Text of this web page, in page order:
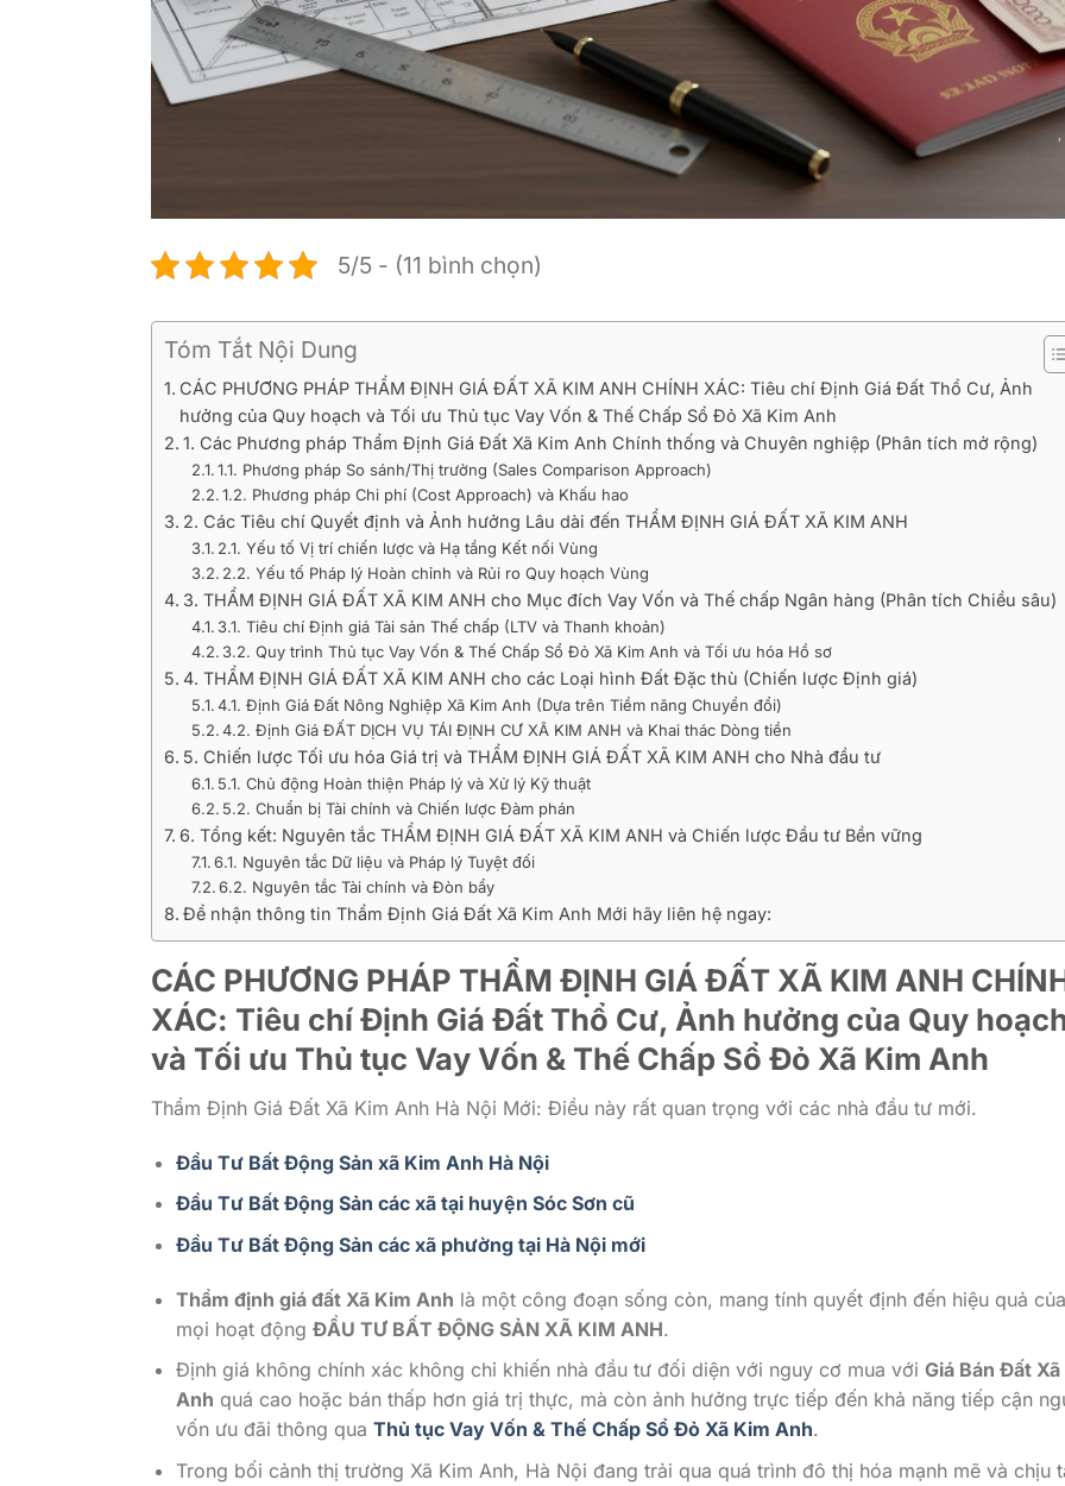
5/5 - (11 bình chọn)
Tóm Tắt Nội Dung
CÁC PHƯƠNG PHÁP THẨM ĐỊNH GIÁ ĐẤT XÃ KIM ANH CHÍNH XÁC: Tiêu chí Định Giá Đất Thổ Cư, Ảnh
hưởng của Quy hoạch và Tối ưu Thủ tục Vay Vốn & Thế Chấp Sổ Đỏ Xã Kim Anh
1. Các Phương pháp Thẩm Định Giá Đất Xã Kim Anh Chính thống và Chuyên nghiệp (Phân tích mở rộng)
1.1. Phương pháp So sánh/Thị trường (Sales Comparison Approach)
1.2. Phương pháp Chi phí (Cost Approach) và Khấu hao
2. Các Tiêu chí Quyết định và Ảnh hưởng Lâu dài đến THẨM ĐỊNH GIÁ ĐẤT XÃ KIM ANH
2.1. Yếu tố Vị trí chiến lược và Hạ tầng Kết nối Vùng
2.2. Yếu tố Pháp lý Hoàn chỉnh và Rủi ro Quy hoạch Vùng
3. THẨM ĐỊNH GIÁ ĐẤT XÃ KIM ANH cho Mục đích Vay Vốn và Thế chấp Ngân hàng (Phân tích Chiều sâu)
3.1. Tiêu chí Định giá Tài sản Thế chấp (LTV và Thanh khoản)
3.2. Quy trình Thủ tục Vay Vốn & Thế Chấp Sổ Đỏ Xã Kim Anh và Tối ưu hóa Hồ sơ
4. THẨM ĐỊNH GIÁ ĐẤT XÃ KIM ANH cho các Loại hình Đất Đặc thù (Chiến lược Định giá)
4.1. Định Giá Đất Nông Nghiệp Xã Kim Anh (Dựa trên Tiềm năng Chuyển đổi)
4.2. Định Giá ĐẤT DỊCH VỤ TÁI ĐỊNH CƯ XÃ KIM ANH và Khai thác Dòng tiền
5. Chiến lược Tối ưu hóa Giá trị và THẨM ĐỊNH GIÁ ĐẤT XÃ KIM ANH cho Nhà đầu tư
5.1. Chủ động Hoàn thiện Pháp lý và Xử lý Kỹ thuật
5.2. Chuẩn bị Tài chính và Chiến lược Đàm phán
6. Tổng kết: Nguyên tắc THẨM ĐỊNH GIÁ ĐẤT XÃ KIM ANH và Chiến lược Đầu tư Bền vững
6.1. Nguyên tắc Dữ liệu và Pháp lý Tuyệt đối
6.2. Nguyên tắc Tài chính và Đòn bẩy
Để nhận thông tin Thẩm Định Giá Đất Xã Kim Anh Mới hãy liên hệ ngay:
CÁC PHƯƠNG PHÁP THẨM ĐỊNH GIÁ ĐẤT XÃ KIM ANH
XÁC: Tiêu chí Định Giá Đất Thổ Cư, Ảnh hưởng của Quy
và Tối ưu Thủ tục Vay Vốn & Thế Chấp Sổ Đỏ Xã Kim Anh
Thẩm Định Giá Đất Xã Kim Anh Hà Nội Mới: Điều này rất quan trọng với các nhà đầu tư mới.
Đầu Tư Bất Động Sản xã Kim Anh Hà Nội
Đầu Tư Bất Động Sản các xã tại huyện Sóc Sơn cũ
Đầu Tư Bất Động Sản các xã phường tại Hà Nội mới
Thẩm định giá đất Xã Kim Anh là một công đoạn sống còn, mang tính quyết định đến hiệu quả của
mọi hoạt động ĐẦU TƯ BẤT ĐỘNG SẢN XÃ KIM ANH.
Định giá không chính xác không chỉ khiến nhà đầu tư đối diện với nguy cơ mua với Giá Bán Đất
Anh quá cao hoặc bán thấp hơn giá trị thực, mà còn ảnh hưởng trực tiếp đến khả năng tiếp cận
vốn ưu đãi thông qua Thủ tục Vay Vốn & Thế Chấp Sổ Đỏ Xã Kim Anh.
Trong bối cảnh thị trường Xã Kim Anh, Hà Nội đang trải qua quá trình đô thị hóa mạnh mẽ và chịu